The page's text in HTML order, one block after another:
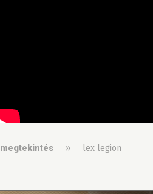
megtekintés » lex legion